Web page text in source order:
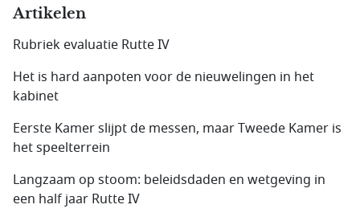
Artikelen
Rubriek evaluatie Rutte IV
Het is hard aanpoten voor de nieuwelingen in het
kabinet
Eerste Kamer slijpt de messen, maar Tweede Kamer is
het speelterrein
Langzaam op stoom: beleidsdaden en wetgeving in
een half jaar Rutte IV